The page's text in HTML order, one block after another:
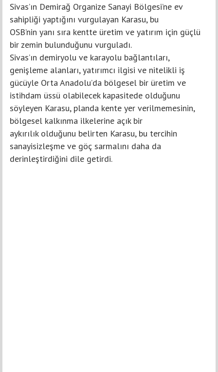
Sivas’ın Demirağ Organize Sanayi Bölgesi’ne ev
sahipliği yaptığını vurgulayan Karasu, bu
OSB’nin yanı sıra kentte üretim ve yatırım için güçlü
bir zemin bulunduğunu vurguladı.
Sivas’ın demiryolu ve karayolu bağlantıları,
genişleme alanları, yatırımcı ilgisi ve nitelikli iş
gücüyle Orta Anadolu’da bölgesel bir üretim ve
istihdam üssü olabilecek kapasitede olduğunu
söyleyen Karasu, planda kente yer verilmemesinin,
bölgesel kalkınma ilkelerine açık bir
aykırılık olduğunu belirten Karasu, bu tercihin
sanayisizleşme ve göç sarmalını daha da
derinleştirdiğini dile getirdi.